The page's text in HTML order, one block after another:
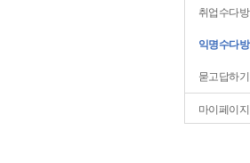
취업수다방
익명수다방
묻고답하기
마이페이지